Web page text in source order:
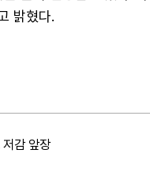
밝혔다.
감 앞장